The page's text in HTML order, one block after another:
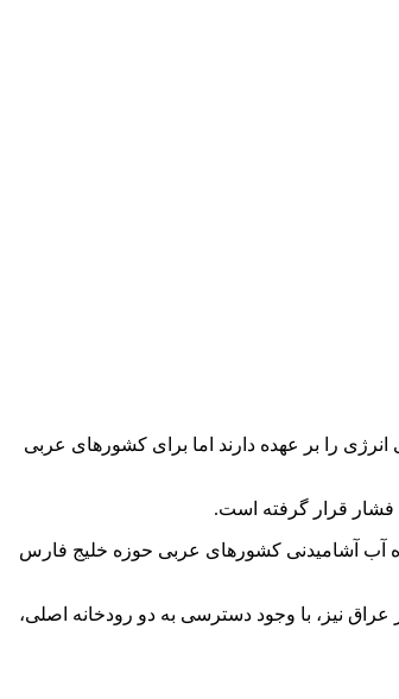
حمل گاز طبیعی مایع که از تنگه هرمز عبور می‌کنند، حدود ۲۰ درصد از عرضه جهانی انرژی را بر عهده دارند اما برای کشورهای عربی
فشار قرار گرفته است.
قابل کشت اندک، بخش عمده آب آشامیدنی کشورهای عربی حوزه خلیج فارس
باید از خارج وارد شود.عربستان بیش از ۸۰ درصد غذای خود را وارد می‌کند، امارات حدود ۹۰ درصد و قطر حدود ۹۸ درصد. در عراق نیز، با وجود دسترسی به دو رودخانه اصلی،